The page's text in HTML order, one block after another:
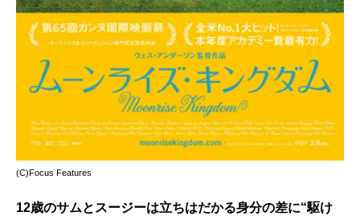
(C)Focus Features
12歳のサムとスージーは立ちはだかる身分の差に“駆け